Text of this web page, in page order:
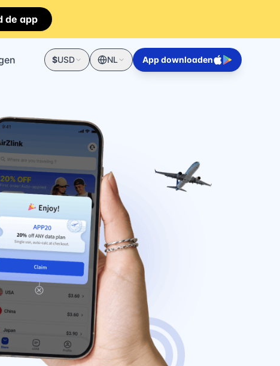
de app
$USD NL App downloaden